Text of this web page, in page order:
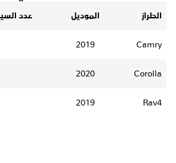
الطراز الموديل عدد
Camry
2019
Corolla
2020
Rav4
2019